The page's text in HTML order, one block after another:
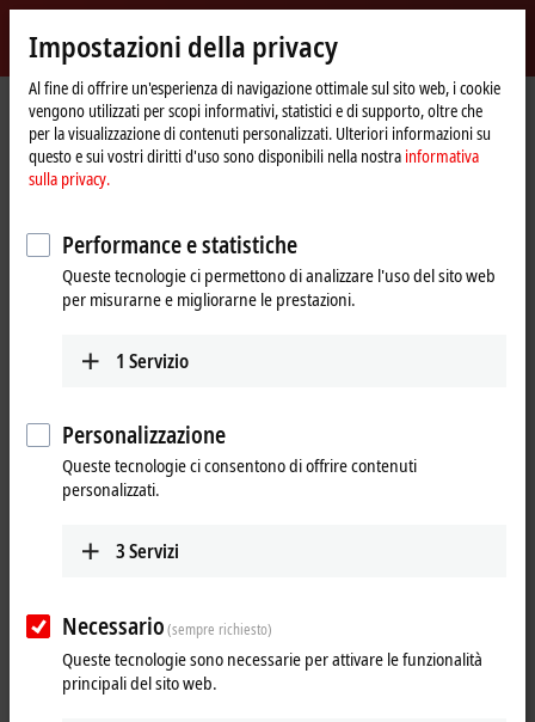
Beckhoff
-
New
Automation
Technology
Pagina
iniziale
Products Vision Tabular product overview
Vision | Tabular product overview
Cameras
Optics
VOS2000 | Lenses
VOS3000 | Lenses
Illumination
VIP2000 | Panel illumination
Impostazioni della privacy
Al fine di offrire un'esperienza di navigazione ottimale sul sito web, i cookie
vengono utilizzati per scopi informativi, statistici e di supporto, oltre che
per la visualizzazione di contenuti personalizzati. Ulteriori informazioni su
questo e sui vostri diritti d'uso sono disponibili nella nostra informativa
sulla privacy.
Performance e statistiche
Queste tecnologie ci permettono di analizzare l'uso del sito web
per misurarne e migliorarne le prestazioni.
1 Servizio
Personalizzazione
Queste tecnologie ci consentono di offrire contenuti
personalizzati.
3Servizi
Necessario(sempre richiesto)
Queste tecnologie sono necessarie per attivare le funzionalità
principali del sito web.